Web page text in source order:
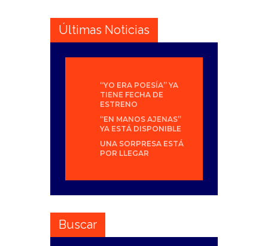
Últimas Noticias
“YO ERA POESÍA” YA
TIENE FECHA DE
ESTRENO
“EN MANOS AJENAS”
YA ESTÁ DISPONIBLE
UNA SORPRESA ESTÁ
POR LLEGAR
Buscar